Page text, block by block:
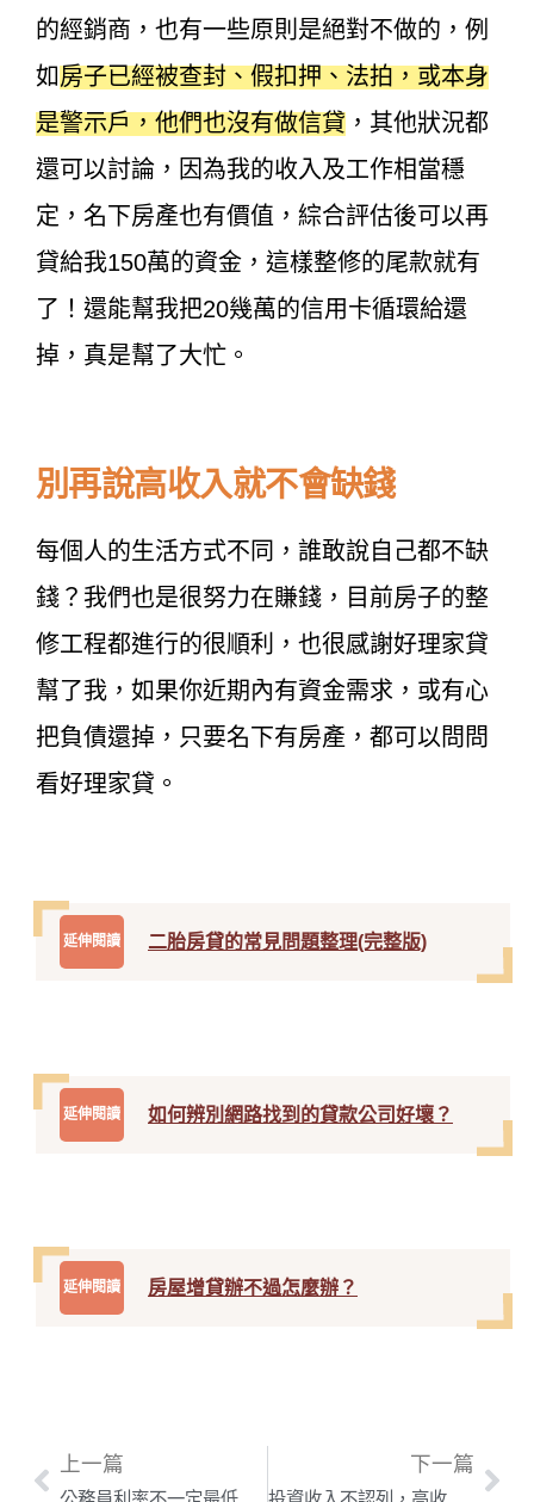
的經銷商，也有一些原則是絕對不做的，例
如 房子已經被查封、假扣押、法拍，或本身
是警示戶，他們也沒有做信貸 ，其他狀況都
還可以討論，因為我的收入及工作相當穩
定，名下房產也有價值，綜合評估後可以再
貸給我150萬的資金，這樣整修的尾款就有
了！還能幫我把20幾萬的信用卡循環給還
掉，真是幫了大忙。
別再說高收入就不會缺錢
每個人的生活方式不同，誰敢說自己都不缺
錢？我們也是很努力在賺錢，目前房子的整
修工程都進行的很順利，也很感謝好理家貸
幫了我，如果你近期內有資金需求，或有心
把負債還掉，只要名下有房產，都可以問問
看好理家貸。
延伸閱讀 二胎房貸的常見問題整理(完整版)
延伸閱讀 如何辨別網路找到的貸款公司好壞？
延伸閱讀 房屋增貸辦不過怎麼辦？
上一篇 下一篇